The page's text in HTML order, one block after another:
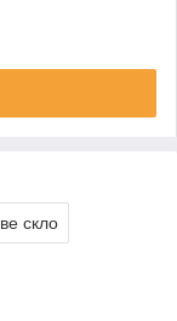
скло